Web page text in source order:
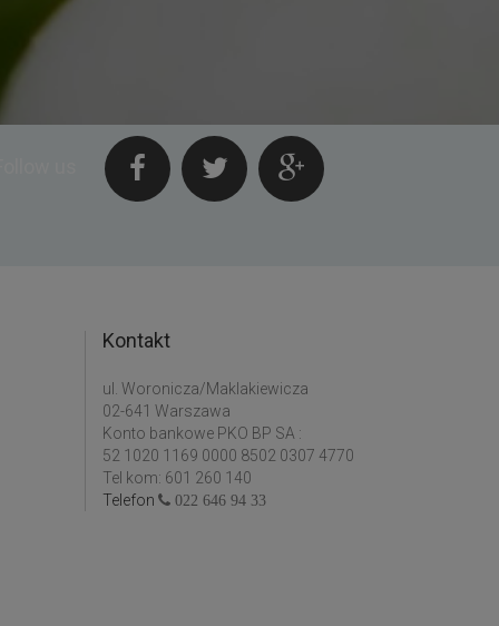
Kontakt
ul. Woronicza/Maklakiewicza
02-641 Warszawa
Konto bankowe PKO BP SA :
52 1020 1169 0000 8502 0307 4770
Tel kom: 601 260 140
Telefon
022 646 94 33